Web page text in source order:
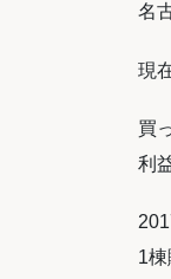
名
現
買
利
1棟